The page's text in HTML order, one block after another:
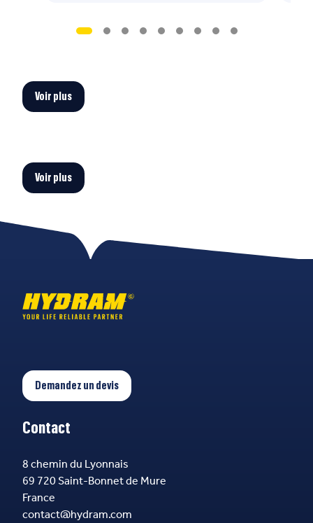
Voir plus
Voir plus
Demandez un devis
Contact
8 chemin du Lyonnais
69 720 Saint-Bonnet de Mure
France
contact@hydram.com